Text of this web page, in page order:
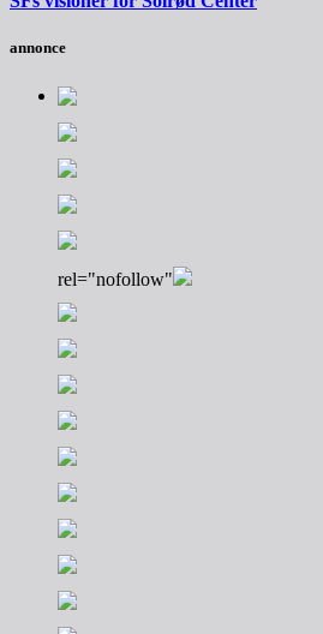
annonce
rel="nofollow"